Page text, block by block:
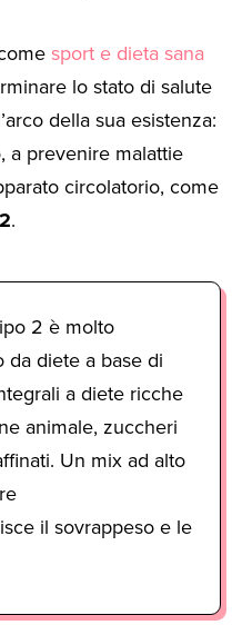
sport e dieta sana
lo stato di salute
della sua esistenza:
a prevenire malattie
circolatorio, come
.
2 è molto
da diete a base di
a diete ricche
animale, zuccheri
Un mix ad alto
il sovrappeso e le